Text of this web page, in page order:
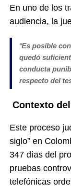
En uno de los
audiencia, la
“Es posible
quedó
conducta
respecto del
Contexto
Este proceso
siglo” en
347 días del
pruebas
telefónicas